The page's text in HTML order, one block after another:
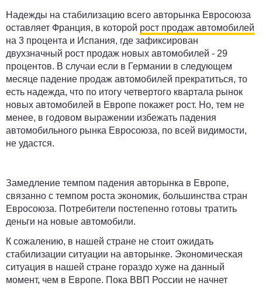
Надежды на стабилизацию всего авторынка Евросоюза
оставляет Франция, в которой рост продаж автомобилей
на 3 процента и Испания, где зафиксирован
двухзначный рост продаж новых автомобилей - 29
процентов. В случаи если в Германии в следующем
месяце падение продаж автомобилей прекратиться, то
есть надежда, что по итогу четвертого квартала рынок
новых автомобилей в Европе покажет рост. Но, тем не
менее, в годовом выражении избежать падения
автомобильного рынка Евросоюза, по всей видимости,
не удастся.
Замедление темпом падения авторынка в Европе,
связанно с темпом роста экономик, большинства стран
Евросоюза. Потребители постепенно готовы тратить
деньги на новые автомобили.
К сожалению, в нашей стране не стоит ожидать
стабилизации ситуации на авторынке. Экономическая
ситуация в нашей стране гораздо хуже на данный
момент, чем в Европе. Пока ВВП России не начнет